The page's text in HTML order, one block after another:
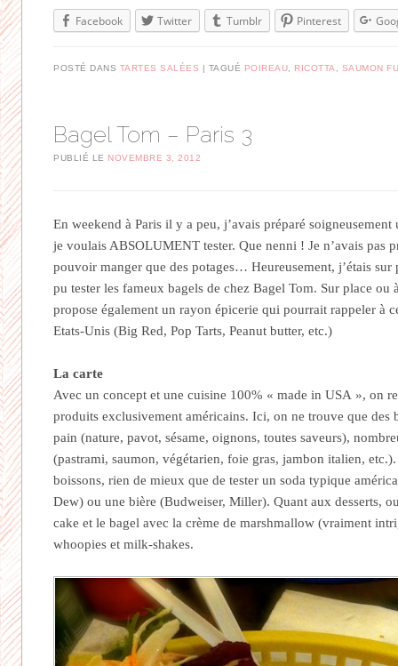
Facebook Twitter Tumblr Pinterest
POSTÉ DANS TARTES SALÉES TAGUÉ POIREAU RICOTTA SAUMON
Bagel Tom – Paris 3
PUBLIÉ LE NOVEMBRE 3, 2012
En weekend à Paris il y a peu, j’avais préparé soigneusement
je voulais ABSOLUMENT tester. Que nenni ! Je n’avais pas
pouvoir manger que des potages… Heureusement, j’étais sur
pu tester les fameux bagels de chez Bagel Tom. Sur place ou
propose également un rayon épicerie qui pourrait rappeler à
Etats-Unis (Big Red, Pop Tarts, Peanut butter, etc.)
La carte
Avec un concept et une cuisine 100% « made in USA », on
produits exclusivement américains. Ici, on ne trouve que des
pain (nature, pavot, sésame, oignons, toutes saveurs),
(pastrami, saumon, végétarien, foie gras, jambon italien,
boissons, rien de mieux que de tester un soda typique
Dew) ou une bière (Budweiser, Miller). Quant aux desserts,
cake et le bagel avec la crème de marshmallow (vraiment
whoopies et milk-shakes.